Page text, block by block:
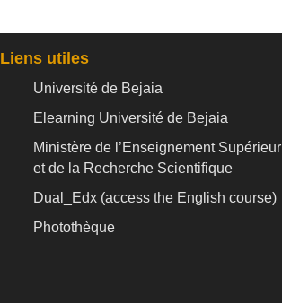
Liens utiles
Université de Bejaia
Elearning Université de Bejaia
Ministère de l’Enseignement Supérieur
et de la Recherche Scientifique
Dual_Edx (access the English course)
Photothèque